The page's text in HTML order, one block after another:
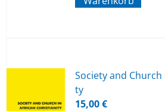
So­cie­ty and
ty
15,00€